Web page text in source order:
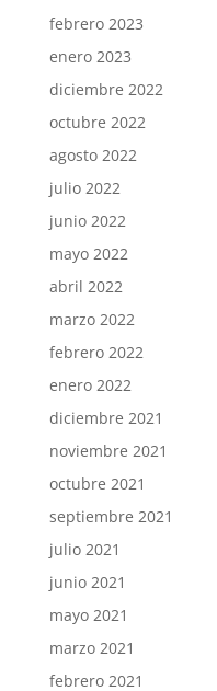
febrero 2023
enero 2023
diciembre 2022
octubre 2022
agosto 2022
julio 2022
junio 2022
mayo 2022
abril 2022
marzo 2022
febrero 2022
enero 2022
diciembre 2021
noviembre 2021
octubre 2021
septiembre 2021
julio 2021
junio 2021
mayo 2021
marzo 2021
febrero 2021